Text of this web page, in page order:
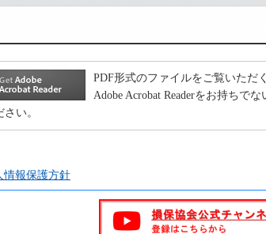
PDF形式のファイルをご覧いただ
Adobe Acrobat Readerをお持ちで
さい。
情報保護方針